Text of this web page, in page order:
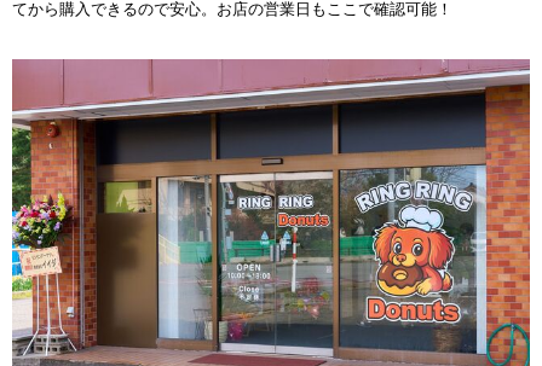
てから購入できるので安心。お店の営業日もここで確認可能！